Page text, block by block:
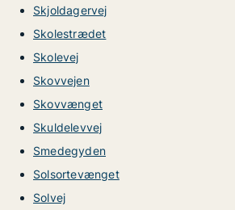
Skjoldagervej
Skolestrædet
Skolevej
Skovvejen
Skovvænget
Skuldelevvej
Smedegyden
Solsortevænget
Solvej